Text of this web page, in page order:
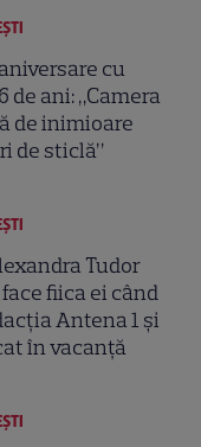
cu
de ani: „Camera
de inimioare
de sticlă”
Tudor
fiica ei când
Antena 1 și
în vacanță